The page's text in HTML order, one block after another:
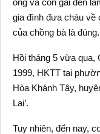
ông và con gái đến
gia đình đưa cháu
của chồng bà là đúng.
Hồi tháng 5 vừa qua,
1999, HKTT tại
Hòa Khánh Tây,
Lai’.
Tuy nhiên, đến nay,